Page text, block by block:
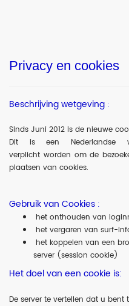
Privacy en cookies
Beschrijving wetgeving :
Sinds Juni 2012 is de nieuwe
Dit is een Nederlandse
verplicht worden om de
plaatsen van cookies.
Gebruik van Cookies :
het onthouden van
het vergaren van surf-
het koppelen van een
server (session cookie)
Het doel van een cookie is:
De server te vertellen dat u